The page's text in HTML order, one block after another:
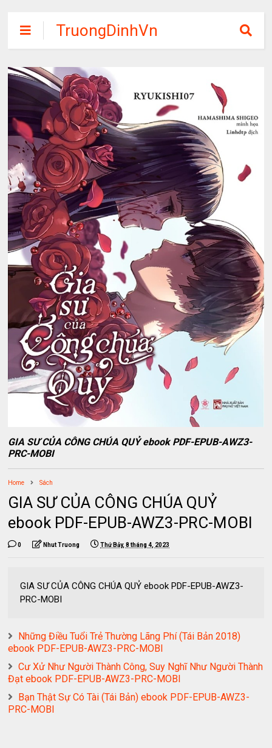
TruongDinhVn
Chia sẽ ebook,
các khóa học,
phần mềm học
tập miễn phí
GIA SƯ CỦA CÔNG CHÚA QUỶ ebook PDF-EPUB-AWZ3-
PRC-MOBI
Home Sách
GIA SƯ CỦA CÔNG CHÚA QUỶ
ebook PDF-EPUB-AWZ3-PRC-MOBI
0 Nhut Truong Thứ Bảy, 8 tháng 4, 2023
GIA SƯ CỦA CÔNG CHÚA QUỶ ebook PDF-EPUB-AWZ3-
PRC-MOBI
Những Điều Tuổi Trẻ Thường Lãng Phí (Tái Bản 2018)
ebook PDF-EPUB-AWZ3-PRC-MOBI
Cư Xử Như Người Thành Công, Suy Nghĩ Như Người Thành
Đạt ebook PDF-EPUB-AWZ3-PRC-MOBI
Bạn Thật Sự Có Tài (Tái Bản) ebook PDF-EPUB-AWZ3-
PRC-MOBI